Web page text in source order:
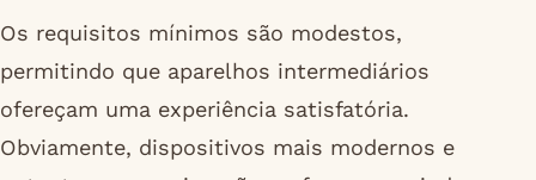
Os requisitos mínimos são modestos,
permitindo que aparelhos intermediários
ofereçam uma experiência satisfatória.
Obviamente, dispositivos mais modernos e